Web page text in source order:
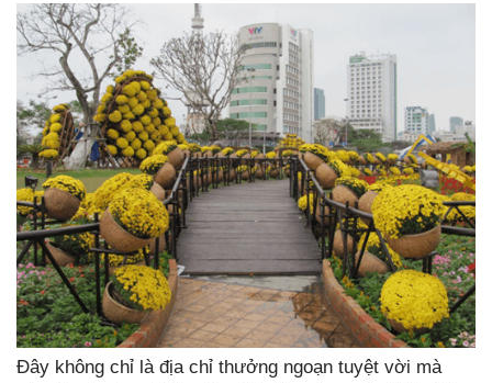
Đây không chỉ là địa chỉ thưởng ngoạn tuyệt vời mà